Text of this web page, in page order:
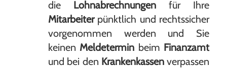
die Lohnabrechnungen für Ihre
Mitarbeiterpünktlich und rechtssicher
vorgenommen werden und Sie
keinen Meldetermin beim Finanzamt
und bei den Krankenkassenverpassen